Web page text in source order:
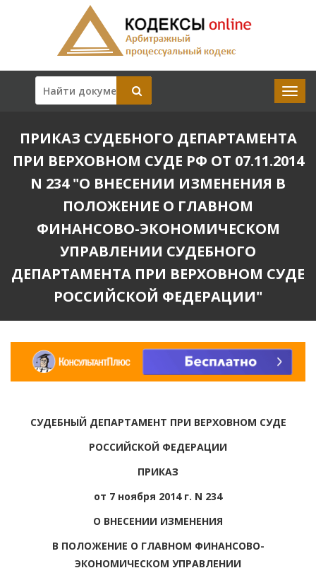
ПРИКАЗ СУДЕБНОГО ДЕПАРТАМЕНТА
ПРИ ВЕРХОВНОМ СУДЕ РФ ОТ 07.11.2014
N 234 "О ВНЕСЕНИИ ИЗМЕНЕНИЯ В
ПОЛОЖЕНИЕ О ГЛАВНОМ
ФИНАНСОВО-ЭКОНОМИЧЕСКОМ
УПРАВЛЕНИИ СУДЕБНОГО
ДЕПАРТАМЕНТА ПРИ ВЕРХОВНОМ СУДЕ
РОССИЙСКОЙ ФЕДЕРАЦИИ"
СУДЕБНЫЙ ДЕПАРТАМЕНТ ПРИ ВЕРХОВНОМ СУДЕ
РОССИЙСКОЙ ФЕДЕРАЦИИ
ПРИКАЗ
от 7 ноября 2014 г. N 234
О ВНЕСЕНИИ ИЗМЕНЕНИЯ
В ПОЛОЖЕНИЕ О ГЛАВНОМ ФИНАНСОВО-
ЭКОНОМИЧЕСКОМ УПРАВЛЕНИИ